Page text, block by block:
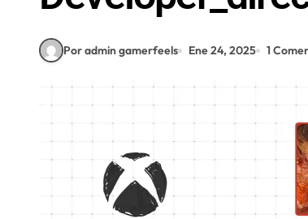
Por admin gamerfeels Ene 24, 2025 1